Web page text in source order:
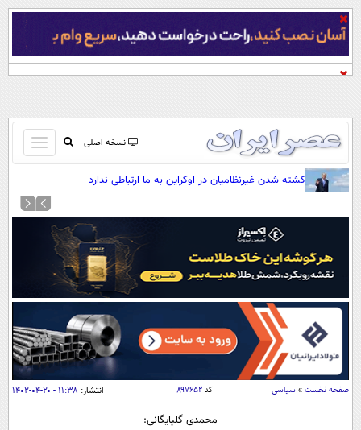
نسخه اصلی
باز
و
کردن
صفحه اول
نظرسنجی
آب و هوا
اوقات شرعی
سواد زندگی
اقتصاد
اقتصادی
جامعه
کشته شدن غیرنظامیان در اوکراین به ما ارتباطی ندارد
صفحه نخست » سیاسی کد ۸۹۷۶۵۲ انتشار: ۱۱:۳۸ - ۲۰-۰۴-۱۴۰۲
محمدی گلپایگانی: